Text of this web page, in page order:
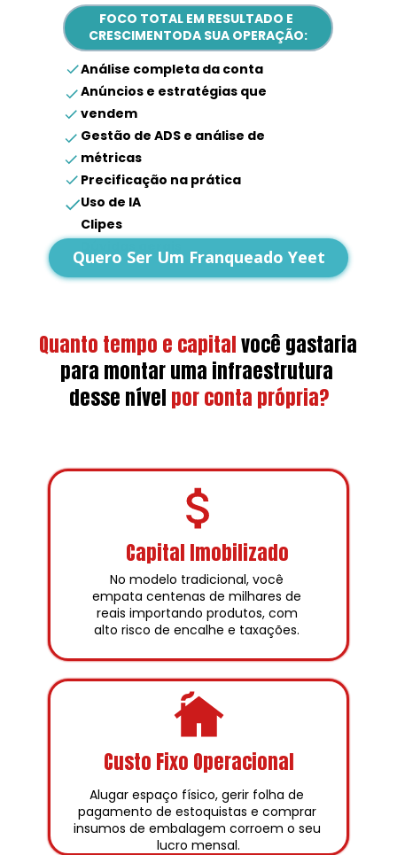
FOCO TOTAL EM RESULTADO E
CRESCIMENTODA SUA OPERAÇÃO:
Análise completa da conta
Anúncios e estratégias que
vendem
Gestão de ADS e análise de
métricas
Precificação na prática
Uso de IA
Clipes
Quero Ser Um Franqueado Yeet
Quanto tempo e capitalvocê gastaria
para montar uma infraestrutura
desse nível por conta própria?
Capital Imobilizado
Custo Fixo Operacional
No modelo tradicional, você
empata centenas de milhares de
reais importando produtos, com
alto risco de encalhe e taxações.
Alugar espaço físico, gerir folha de
pagamento de estoquistas e comprar
insumos de embalagem corroem o seu
lucro mensal.